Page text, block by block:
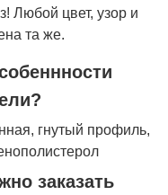
Любой цвет, узор и
та же.
гнутый профиль,
заказать